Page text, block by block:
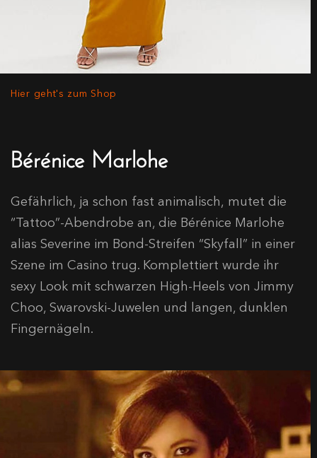
Hier geht's zum Shop
Bérénice Marlohe
Gefährlich, ja schon fast animalisch, mutet die
“Tattoo”-Abendrobe an, die Bérénice Marlohe
alias Severine im Bond-Streifen “Skyfall” in einer
Szene im Casino trug. Komplettiert wurde ihr
sexy Look mit schwarzen High-Heels von Jimmy
Choo, Swarovski-Juwelen und langen, dunklen
Fingernägeln.